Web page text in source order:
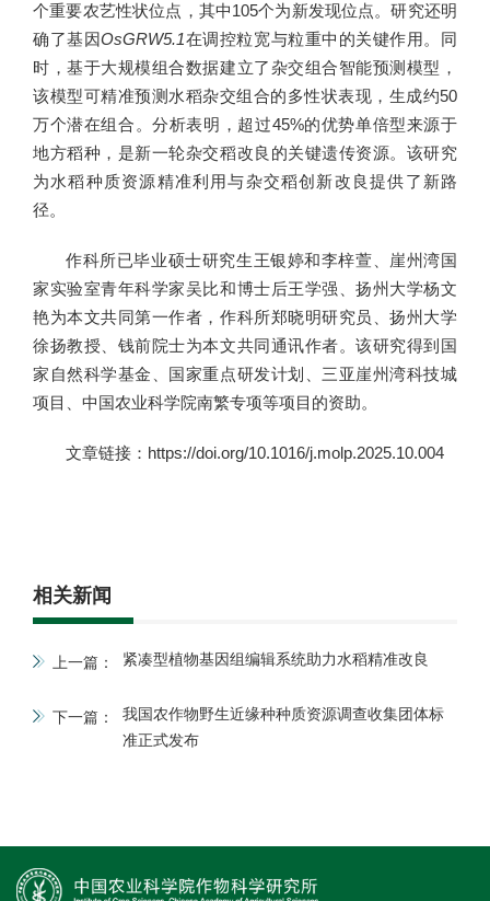
个重要农艺性状位点，其中105个为新发现位点。研究还明
确了基因OsGRW5.1在调控粒宽与粒重中的关键作用。同
时，基于大规模组合数据建立了杂交组合智能预测模型，
该模型可精准预测水稻杂交组合的多性状表现，生成约50
万个潜在组合。分析表明，超过45%的优势单倍型来源于
地方稻种，是新一轮杂交稻改良的关键遗传资源。该研究
为水稻种质资源精准利用与杂交稻创新改良提供了新路
径。
作科所已毕业硕士研究生王银婷和李梓萱、崖州湾国
家实验室青年科学家吴比和博士后王学强、扬州大学杨文
艳为本文共同第一作者，作科所郑晓明研究员、扬州大学
徐扬教授、钱前院士为本文共同通讯作者。该研究得到国
家自然科学基金、国家重点研发计划、三亚崖州湾科技城
项目、中国农业科学院南繁专项等项目的资助。
文章链接：https://doi.org/10.1016/j.molp.2025.10.004
相关新闻
上一篇： 紧凑型植物基因组编辑系统助力水稻精准改良
下一篇：
我国农作物野生近缘种种质资源调查收集团体标
准正式发布